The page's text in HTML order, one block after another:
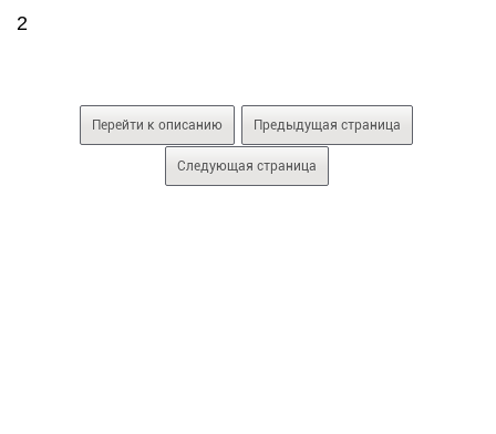
2
Перейти к описанию Предыдущая страница
Следующая страница